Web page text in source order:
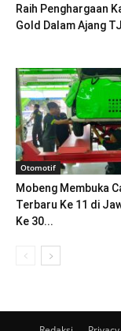
Raih Penghargaan
Gold Dalam Ajang
Otomotif
Mobeng Membuka
Terbaru Ke 11 di
Ke 30...